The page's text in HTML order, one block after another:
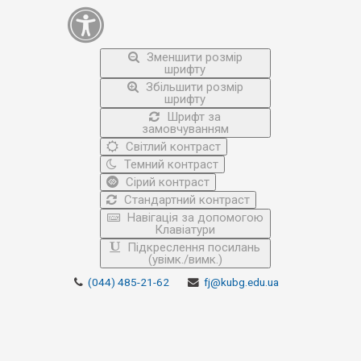
Зменшити розмір
шрифту
Збільшити розмір
шрифту
Шрифт за
замовчуванням
Світлий контраст
Темний контраст
Сірий контраст
Стандартний контраст
Навігація за допомогою
Клавіатури
Підкреслення посилань
(увімк./вимк.)
(044) 485-21-62 fj@kubg.edu.ua